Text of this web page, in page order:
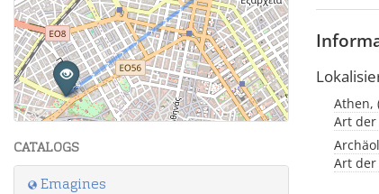
Leaflet| Maps and Data ©OpenStreetMap.
CATALOGS
Emagines
Athen,
Art der
Art